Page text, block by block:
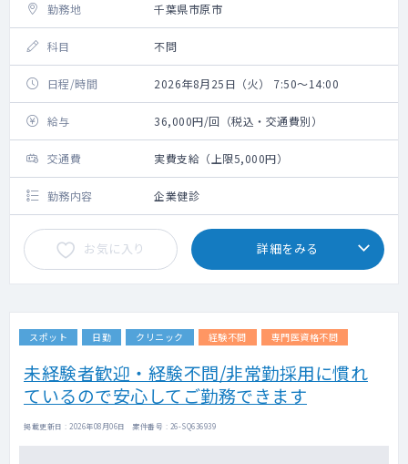
勤務地 千葉県市原市
科目 不問
日程/時間 2026年8月25日（火） 7:50～14:00
給与 36,000円/回（税込・交通費別）
交通費 実費支給（上限5,000円）
勤務内容 企業健診
お気に入り 詳細をみる
スポット 日勤 クリニック 経験不問 専門医資格不問
未経験者歓迎・経験不問/非常勤採用に慣れ
ているので安心してご勤務できます
掲載更新日 : 2026年08月06日 案件番号 : 26-SQ636939